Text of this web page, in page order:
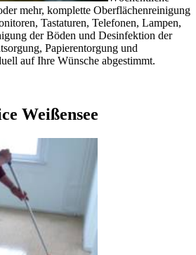
mehr, komplette Oberflächenreinigung
Tastaturen, Telefonen, Lampen,
der Böden und Desinfektion der
Papierentorgung und
auf Ihre Wünsche abgestimmt.
Weißensee